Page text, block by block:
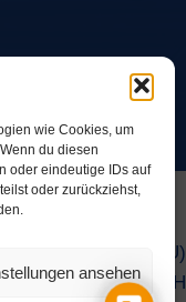
wie Cookies, um
du diesen
oder eindeutige IDs auf
oder zurückziehst,
ansehen
Cookie-Richtlinie (EU)
+ WITWER GmbH